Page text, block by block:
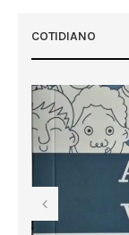
COTIDIANO